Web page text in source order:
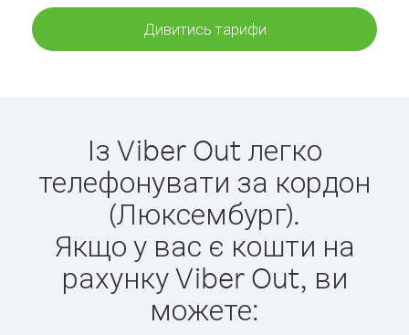
Дивитись тарифи
Із Viber Out легко
телефонувати за кордон
(Люксембург).
Якщо у вас є кошти на
рахунку Viber Out, ви
можете: